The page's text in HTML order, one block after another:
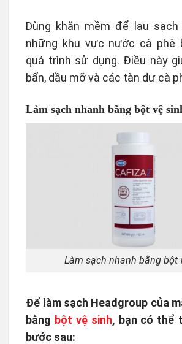
Dùng khăn mềm để lau
những khu vực nước cà phê
quá trình sử dụng. Điều này
bẩn, dầu mỡ và các tàn dư cà
Làm sạch nhanh bằng bột vệ
Làm sạch nhanh bằng bột
Để làm sạch Headgroup của
bằng bột vệ sinh, bạn có thể
bước sau: